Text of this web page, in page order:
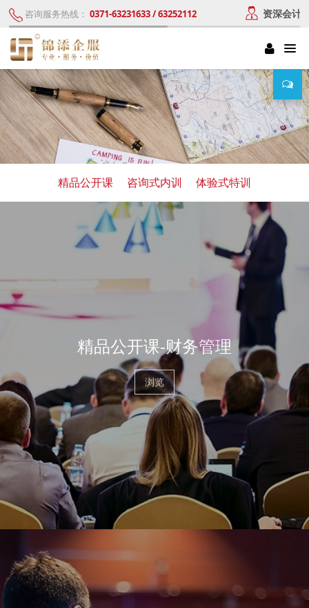
咨询服务热线： 0371-63231633 / 63252112 资深会计
精品公开课 咨询式内训 体验式特训
精品公开课-财务管理
浏览